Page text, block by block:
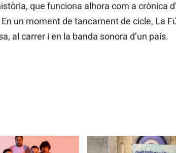
que funciona alhora com a crònica
un moment de tancament de cicle, La
al carrer i en la banda sonora d’un país.